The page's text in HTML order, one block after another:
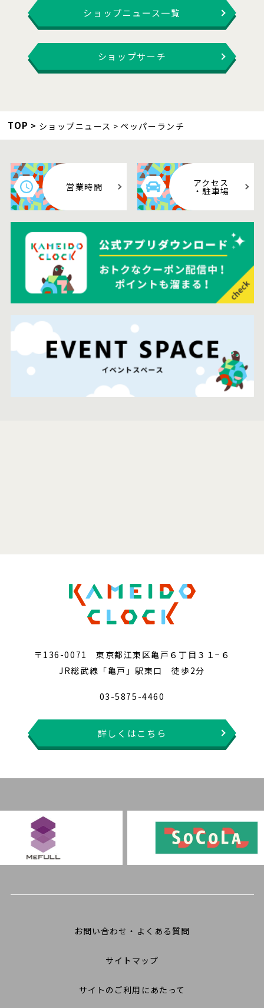
ショップニュース一覧
ショップサーチ
TOP ショップニュース ペッパーランチ
営業時間 アクセス
・駐車場
〒136-0071 東京都江東区亀戸６丁目３１−６
JR総武線「亀戸」駅東口 徒歩2分
03-5875-4460
詳しくはこちら
お問い合わせ・よくある質問
サイトマップ
サイトのご利用にあたって